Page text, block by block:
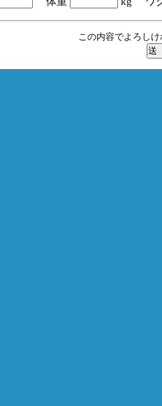
この内容でよろし